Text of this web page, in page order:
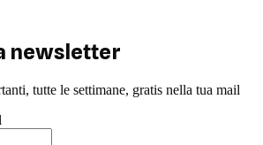
newsletter
tutte le settimane, gratis nella tua mail